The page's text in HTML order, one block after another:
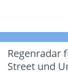
Regenradar
Street und